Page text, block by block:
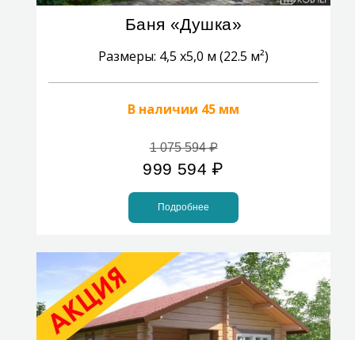
Баня «Душка»
Размеры: 4,5 x5,0 м (22.5 м²)
В наличии 45 мм
1 075 594₽
999 594 ₽
Подробнее